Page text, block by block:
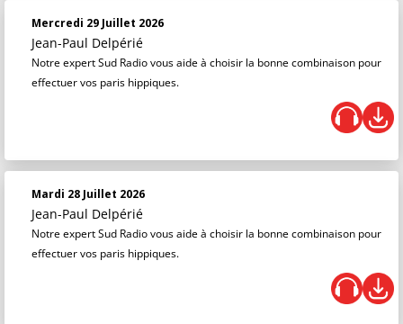
Mercredi 29 Juillet 2026
Jean-Paul Delpérié
Notre expert Sud Radio vous aide à choisir la bonne combinaison pour
effectuer vos paris hippiques.
Mardi 28 Juillet 2026
Jean-Paul Delpérié
Notre expert Sud Radio vous aide à choisir la bonne combinaison pour
effectuer vos paris hippiques.